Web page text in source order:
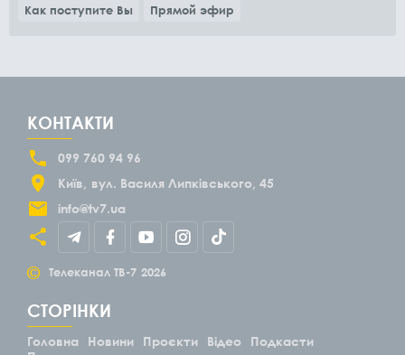
Как поступите Вы
Прямой эфир
КОНТАКТИ
099 760 94 96
Київ
вул. Василя Липківського, 45
info@tv7.ua
© Телеканал ТВ-7 2026
СТОРІНКИ
Головна Новини Проєкти Відео
Подкасти